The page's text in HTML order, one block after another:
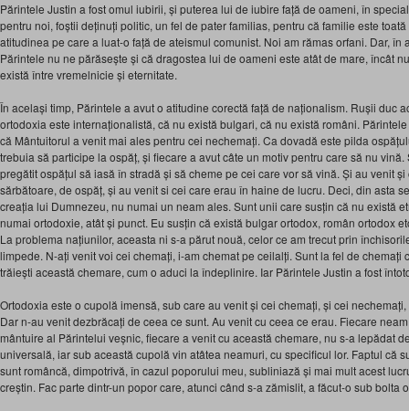
Părintele Justin a fost omul iubirii, și puterea lui de iubire față de oameni, în
pentru noi, foștii deținuți politic, un fel de pater familias, pentru că familie este
atitudinea pe care a luat-o față de ateismul comunist. Noi am rămas orfani. Dar, în
Părintele nu ne părăsește și că dragostea lui de oameni este atât de mare, încât
există între vremelnicie și eternitate.
În același timp, Părintele a avut o atitudine corectă față de naționalism. Rușii duc
ortodoxia este internaționalistă, că nu există bulgari, că nu există români.
că Mântuitorul a venit mai ales pentru cei nechemați. Ca dovadă este pilda
trebuia să participe la ospăț, și fiecare a avut câte un motiv pentru care să nu
pregătit ospățul să iasă în stradă și să cheme pe cei care vor să vină. Și au venit
sărbătoare, de ospăț, și au venit si cei care erau în haine de lucru. Deci, din asta
creația lui Dumnezeu, nu numai un neam ales. Sunt unii care susțin că nu există
numai ortodoxie, atât și punct. Eu susțin că există bulgar ortodox, român ortodox
La problema națiunilor, aceasta ni s-a părut nouă, celor ce am trecut prin
limpede. N-ați venit voi cei chemați, i-am chemat pe ceilalți. Sunt la fel de chemați
trăiești această chemare, cum o aduci la îndeplinire. Iar Părintele Justin a fost
Ortodoxia este o cupolă imensă, sub care au venit și cei chemați, și cei
Dar n-au venit dezbrăcați de ceea ce sunt. Au venit cu ceea ce erau. Fiecare
mântuire al Părintelui veșnic, fiecare a venit cu această chemare, nu s-a lepădat
universală, iar sub această cupolă vin atâtea neamuri, cu specificul lor. Faptul că
sunt româncă, dimpotrivă, în cazul poporului meu, subliniază și mai mult acest
creștin. Fac parte dintr-un popor care, atunci când s-a zămislit, a făcut-o sub bolta